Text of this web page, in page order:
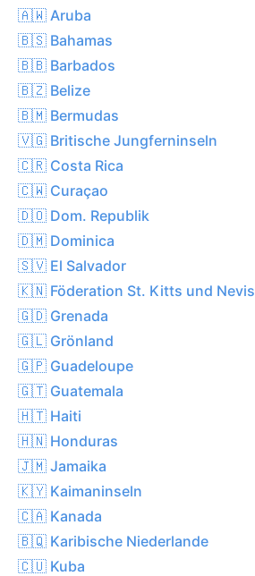
🇦🇼 Aruba
🇧🇸 Bahamas
🇧🇧 Barbados
🇧🇿 Belize
🇧🇲 Bermudas
🇻🇬 Britische Jungferninseln
🇨🇷 Costa Rica
🇨🇼 Curaçao
🇩🇴 Dom. Republik
🇩🇲 Dominica
🇸🇻 El Salvador
🇰🇳 Föderation St. Kitts und Nevis
🇬🇩 Grenada
🇬🇱 Grönland
🇬🇵 Guadeloupe
🇬🇹 Guatemala
🇭🇹 Haiti
🇭🇳 Honduras
🇯🇲 Jamaika
🇰🇾 Kaimaninseln
🇨🇦 Kanada
🇧🇶 Karibische Niederlande
🇨🇺 Kuba